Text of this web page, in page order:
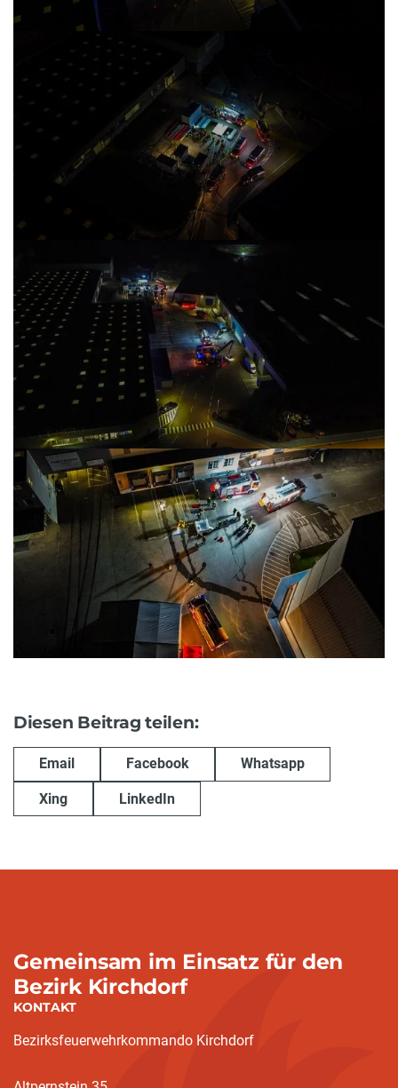
Diesen Beitrag teilen:
Email Facebook Whatsapp
Xing LinkedIn
Gemeinsam im Einsatz für den
Bezirk Kirchdorf
KONTAKT
Bezirksfeuerwehrkommando Kirchdorf